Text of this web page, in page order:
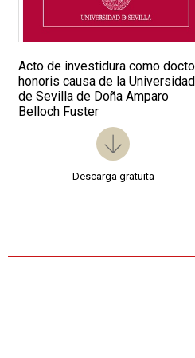
Acto de investidura como
honoris causa de la Universidad
de Sevilla de Doña Amparo
Belloch Fuster
Descarga gratuita